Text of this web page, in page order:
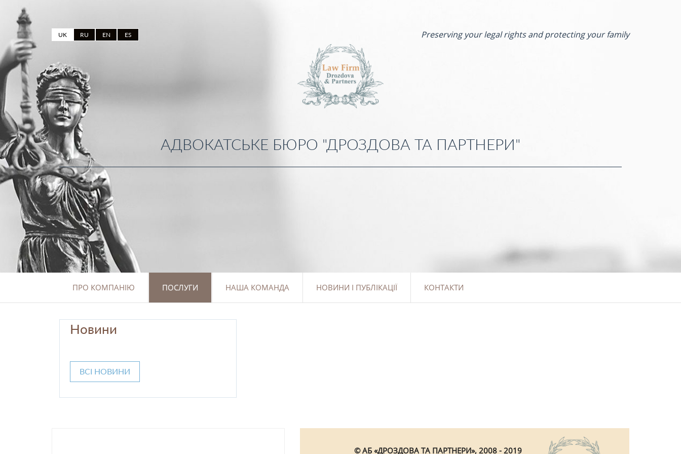
UK RU EN ES Preserving your legal rights and protecting your family
АДВОКАТСЬКЕ БЮРО "ДРОЗДОВА ТА ПАРТНЕРИ"
ПРО КОМПАНІЮ ПОСЛУГИ НАША КОМАНДА НОВИНИ І ПУБЛІКАЦІЇ КОНТАКТИ
Новини
ВСІ НОВИНИ
© АБ «ДРОЗДОВА ТА ПАРТНЕРИ», 2008 - 2019